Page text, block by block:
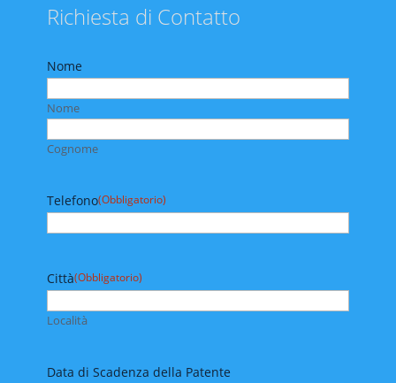
Richiesta di Contatto
Nome
Nome
Cognome
Telefono(Obbligatorio)
Città(Obbligatorio)
Località
Data di Scadenza della Patente